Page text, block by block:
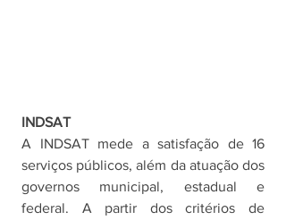
INDSAT
A INDSAT mede a satisfação de 16
serviços públicos, além da atuação dos
governos municipal, estadual e
federal. A partir dos critérios de